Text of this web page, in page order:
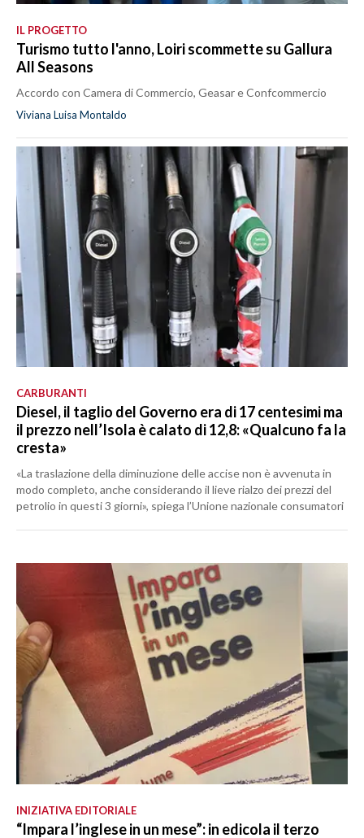
IL PROGETTO
Turismo tutto l'anno, Loiri scommette su Gallura
All Seasons
Accordo con Camera di Commercio, Geasar e Confcommercio
Viviana Luisa Montaldo
CARBURANTI
Diesel, il taglio del Governo era di 17 centesimi ma
il prezzo nell’Isola è calato di 12,8: «Qualcuno fa la
cresta»
«La traslazione della diminuzione delle accise non è avvenuta in
modo completo, anche considerando il lieve rialzo dei prezzi del
petrolio in questi 3 giorni», spiega l’Unione nazionale consumatori
INIZIATIVA EDITORIALE
“Impara l’inglese in un mese”: in edicola il terzo